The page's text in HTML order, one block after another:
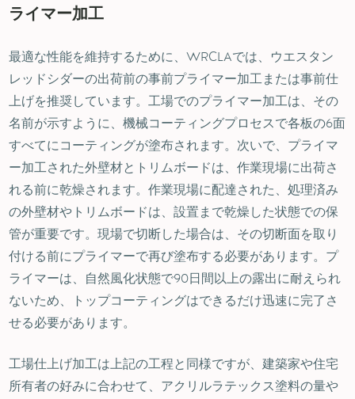
ライマー加工
最適な性能を維持するために、WRCLAでは、ウエスタン
レッドシダーの出荷前の事前プライマー加工または事前仕
上げを推奨しています。工場でのプライマー加工は、その
名前が示すように、機械コーティングプロセスで各板の6面
すべてにコーティングが塗布されます。次いで、プライマ
ー加工された外壁材とトリムボードは、作業現場に出荷さ
れる前に乾燥されます。作業現場に配達された、処理済み
の外壁材やトリムボードは、設置まで乾燥した状態での保
管が重要です。現場で切断した場合は、その切断面を取り
付ける前にプライマーで再び塗布する必要があります。プ
ライマーは、自然風化状態で90日間以上の露出に耐えられ
ないため、トップコーティングはできるだけ迅速に完了さ
せる必要があります。
工場仕上げ加工は上記の工程と同様ですが、建築家や住宅
所有者の好みに合わせて、アクリルラテックス塗料の量や